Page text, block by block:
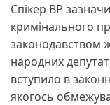
Спікер ВР
кримінального
законодавством
народних
вступило в
якогось